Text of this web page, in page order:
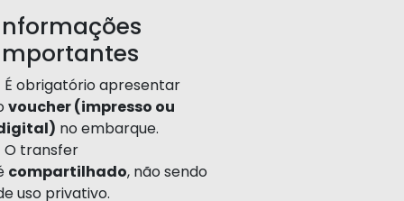
É obrigatório apresentar
voucher (impresso ou
no embarque.
O transfer
compartilhado, não sendo
uso privativo.